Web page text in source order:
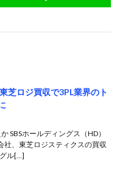
芝ロジ買収で3PL業界のト
SBSホールディングス（HD）
社、東芝ロジスティクスの買収
ル[…]